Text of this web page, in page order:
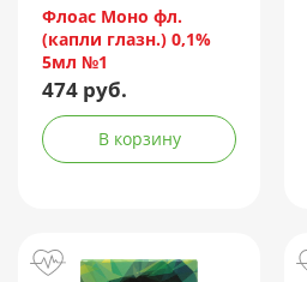
Флоас Моно фл.
(капли глазн.) 0,1%
5мл №1
474 руб.
В корзину